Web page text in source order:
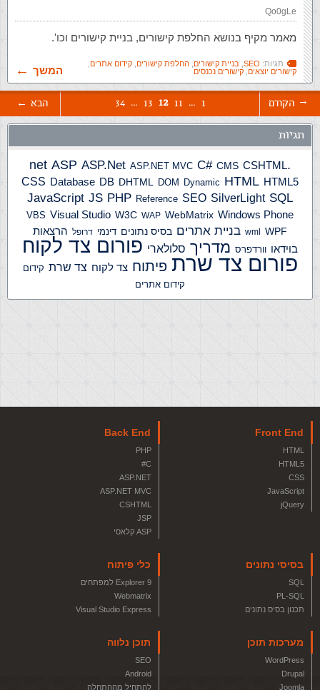
Qo0gLe
מאמר מקיף בנושא החלפת קישורים, בניית קישורים וכו'.
תגיות: SEO בניית קישורים החלפת קישורים קידום אתרים
קישורים יוצאים קישורים נכנסים המשך
הקודם 1
…
11
12
13
…
34 הבא
תגיות
.net
ASP ASP.Net ASP.NET MVC C# CMS CSHTML
CSS Database DB DHTML DOM Dynamic HTML HTML5
JavaScript JS PHP Reference SEO SilverLight SQL
VBS Visual Studio W3C WAP WebMatrix Windows Phone
wml WPF בניית אתרים בסיס נתונים דינמי דרופל הרצאות
בוידאו וורדפרס מדריך סלולארי פורום צד לקוח
פורום צד שרת פיתוח צד לקוח צד שרת קידום
קידום אתרים
Front End
HTML
HTML5
CSS
JavaScript
jQuery
Back End
PHP
C#
ASP.NET
ASP.NET MVC
CSHTML
JSP
ASP קלאסי
בסיסי נתונים
SQL
PL-SQL
תכנון בסיס נתונים
כלי פיתוח
Explorer 9 למפתחים
Webmatrix
Visual Studio Express
מערכות תוכן
WordPress
Drupal
Joomla
תוכן נלווה
SEO
Android
להתחיל מההתחלה